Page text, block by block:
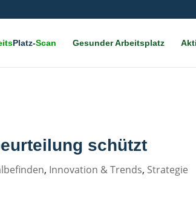
Platz‑Scan Gesunder Arbeitsplatz
schützt
, Innovation & Trends, Strategie